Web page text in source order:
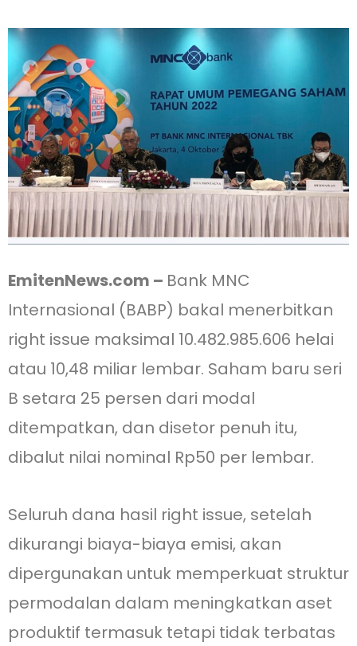
EmitenNews.com – Bank MNC
Internasional (BABP) bakal menerbitkan
right issue maksimal 10.482.985.606 helai
atau 10,48 miliar lembar. Saham baru seri
B setara 25 persen dari modal
ditempatkan, dan disetor penuh itu,
dibalut nilai nominal Rp50 per lembar.
Seluruh dana hasil right issue, setelah
dikurangi biaya-biaya emisi, akan
dipergunakan untuk memperkuat struktur
permodalan dalam meningkatkan aset
produktif termasuk tetapi tidak terbatas